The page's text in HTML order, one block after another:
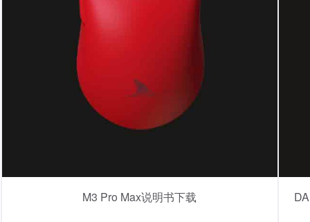
M3 Pro Max说明书下载